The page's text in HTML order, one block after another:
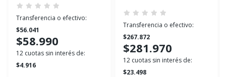
Transferencia o efectivo:
$56.041
$58.990
12 cuotas sin interés de:
$4.916
Transferencia o efectivo:
$267.872
$281.970
12 cuotas sin interés de:
$23.498